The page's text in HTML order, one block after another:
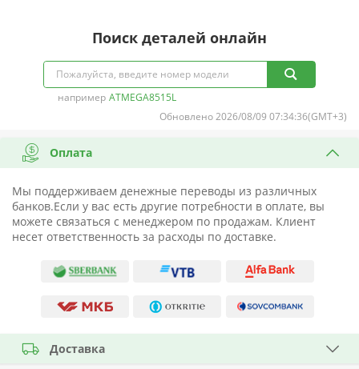
Поиск деталей онлайн
например ATMEGA8515L
Обновлено 2026/08/09 07:34:36(GMT+3)
Оплата
Мы поддерживаем денежные переводы из различных
банков.Если у вас есть другие потребности в оплате, вы
можете связаться с менеджером по продажам. Клиент
несет ответственность за расходы по доставке.
Доставка